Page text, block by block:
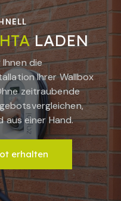
LADEN
die
Ihrer Wallbox
zeitraubende
aus einer Hand.
erhalten